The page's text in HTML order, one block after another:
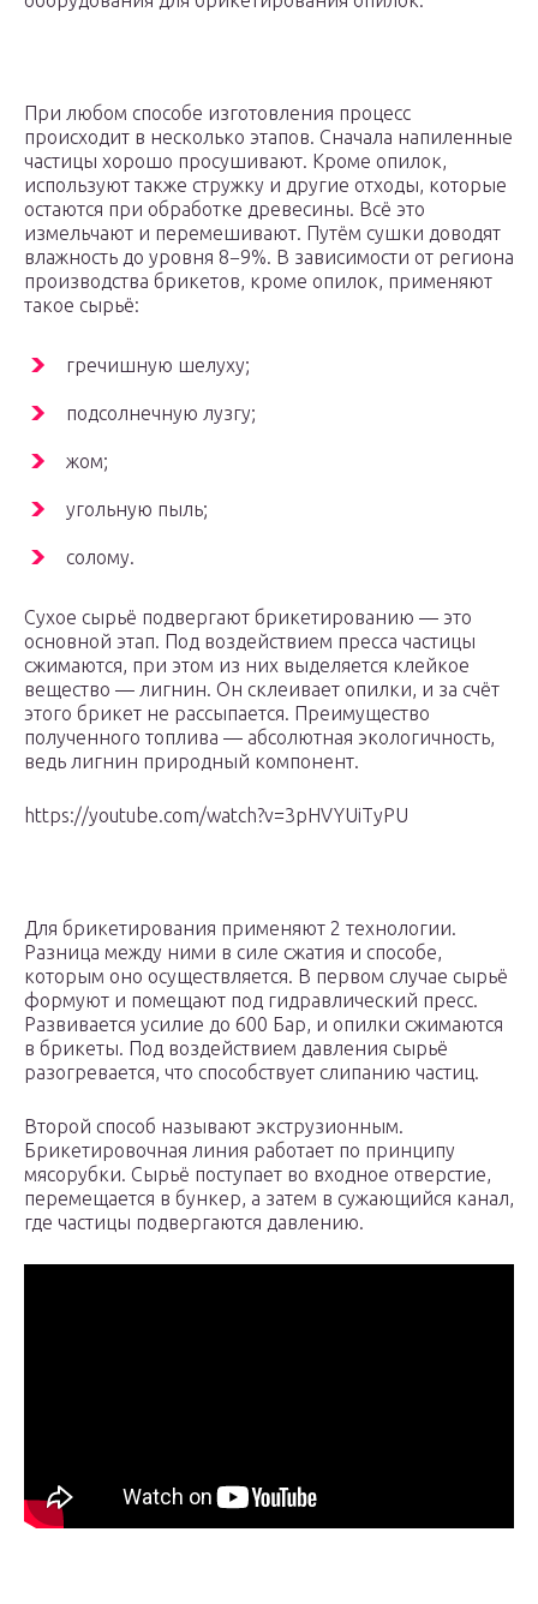
При любом способе изготовления процесс
происходит в несколько этапов. Сначала напиленные
частицы хорошо просушивают. Кроме опилок,
используют также стружку и другие отходы, которые
остаются при обработке древесины. Всё это
измельчают и перемешивают. Путём сушки доводят
влажность до уровня 8−9%. В зависимости от региона
производства брикетов, кроме опилок, применяют
такое сырьё:
гречишную шелуху;
подсолнечную лузгу;
жом;
угольную пыль;
солому.
Сухое сырьё подвергают брикетированию — это
основной этап. Под воздействием пресса частицы
сжимаются, при этом из них выделяется клейкое
вещество — лигнин. Он склеивает опилки, и за счёт
этого брикет не рассыпается. Преимущество
полученного топлива — абсолютная экологичность,
ведь лигнин природный компонент.
https://youtube.com/watch?v=3pHVYUiTyPU
Для брикетирования применяют 2 технологии.
Разница между ними в силе сжатия и способе,
которым оно осуществляется. В первом случае сырьё
формуют и помещают под гидравлический пресс.
Развивается усилие до 600 Бар, и опилки сжимаются
в брикеты. Под воздействием давления сырьё
разогревается, что способствует слипанию частиц.
Второй способ называют экструзионным.
Брикетировочная линия работает по принципу
мясорубки. Сырьё поступает во входное отверстие,
перемещается в бункер, а затем в сужающийся канал,
где частицы подвергаются давлению.